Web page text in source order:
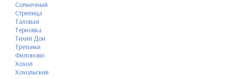
Солнечный
Стрелица
Таловая
Терновка
Тихий Дон
Третьяки
Филоново
Хохол
Хохольский